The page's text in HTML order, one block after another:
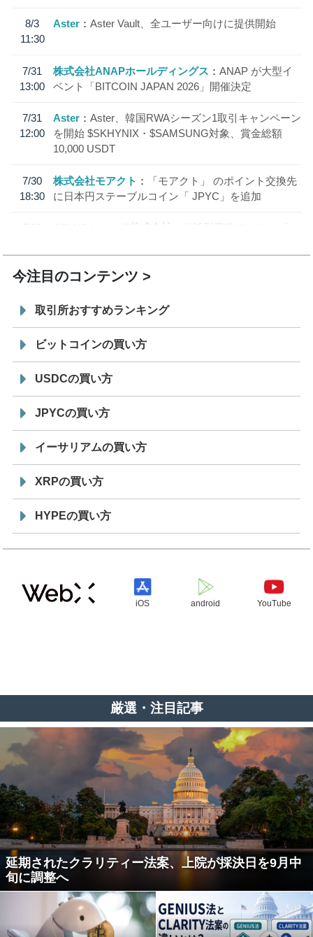
8/3
11:30
Aster Aster Vault、全ユーザー向けに提供開始
7/31
13:00
株式会社ANAPホールディングス
ANAP が大型イ
ベント「BITCOIN JAPAN 2026」開催決定
7/31
12:00
Aster
Aster、韓国RWAシーズン1取引キャンペーン
を開始 $SKHYNIX・$SAMSUNG対象、賞金総額
10,000 USDT
7/30
18:30
株式会社モアクト
「モアクト」 のポイント交換先
に日本円ステーブルコイン「 JPYC」を追加
7/29
SBI VCトレード株式会社
信託型円建てステーブル
今注目のコンテンツ
取引所おすすめランキング
ビットコインの買い方
USDCの買い方
JPYCの買い方
イーサリアムの買い方
XRPの買い方
HYPEの買い方
iOS android YouTube
厳選・注目記事
延期されたクラリティー法案、上院が採決日を9月中
旬に調整へ